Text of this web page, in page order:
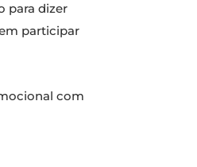
para dizer
participar
com